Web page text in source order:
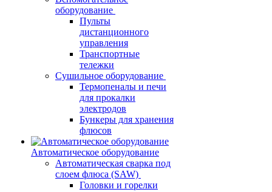
оборудование
Пульты
дистанционного
управления
Транспортные
тележки
Сушильное оборудование
Термопеналы и печи
для прокалки
электродов
Бункеры для хранения
флюсов
Автоматическое оборудование
Автоматическая сварка под
слоем флюса (SAW)
Головки и горелки